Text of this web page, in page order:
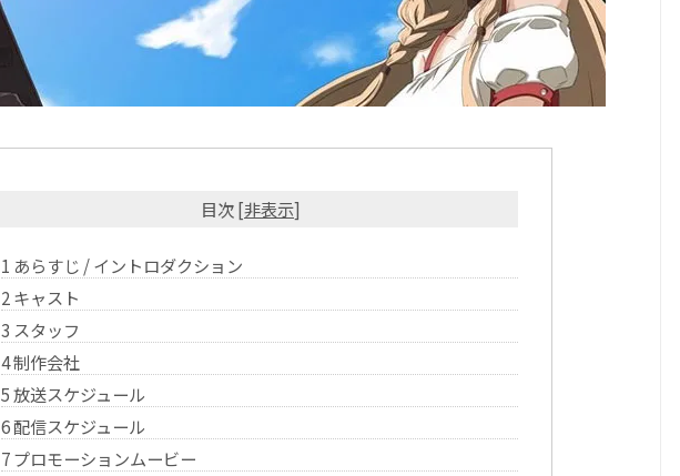
目次[非表示]
1 あらすじ / イントロダクション
2キャスト
3 スタッフ
4制作会社
5放送スケジュール
6配信スケジュール
7プロモーションムービー